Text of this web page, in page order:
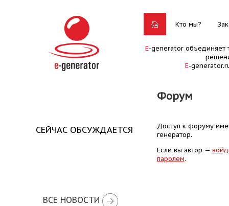
Кто мы?
E-generator объединяет
E-
Форум
СЕЙЧАС ОБСУЖДАЕТСЯ
ВСЕ НОВОСТИ
Доступ к форуму
генератор.
Если вы автор —
паролем.